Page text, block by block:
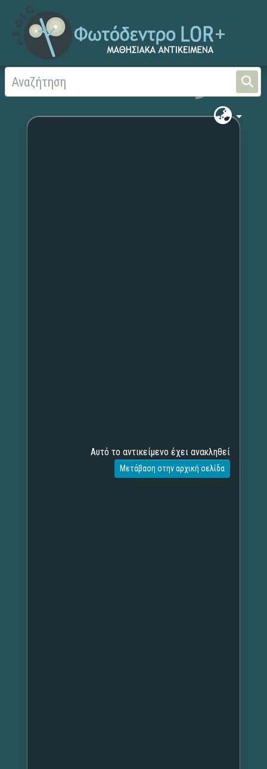
Αρχική Χωρίς τίτλο
Αυτό το αντικείμενο έχει ανακληθεί
Μετάβαση στην αρχική σελίδα